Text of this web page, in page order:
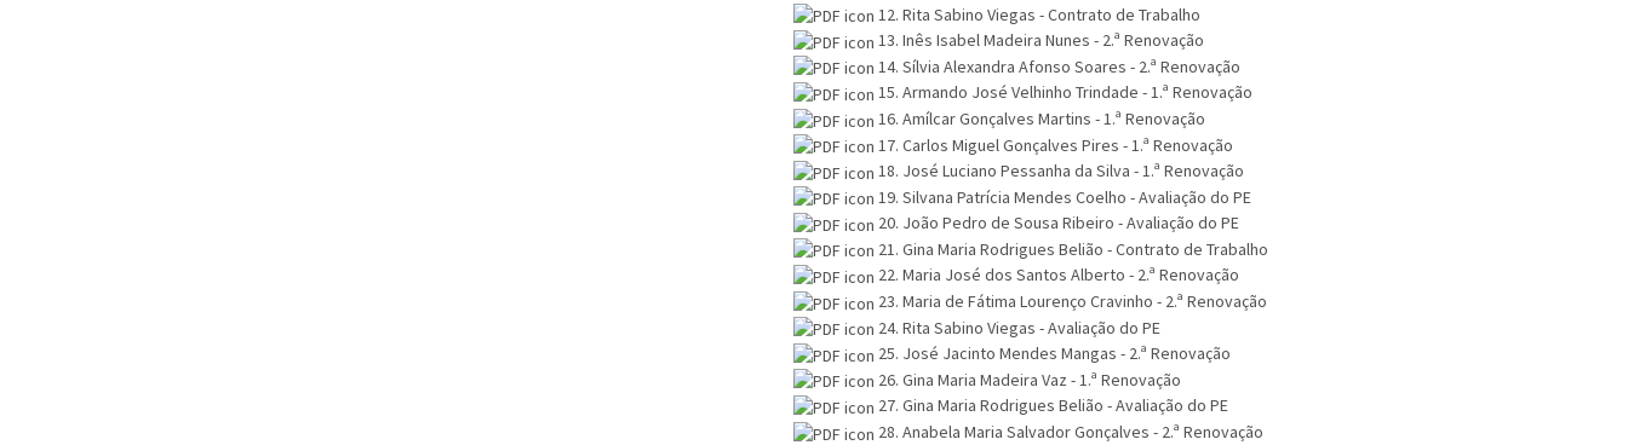
12. Rita Sabino Viegas - Contrato de Trabalho
13. Inês Isabel Madeira Nunes - 2.ª Renovação
14. Sílvia Alexandra Afonso Soares - 2.ª Renovação
15. Armando José Velhinho Trindade - 1.ª Renovação
16. Amílcar Gonçalves Martins - 1.ª Renovação
17. Carlos Miguel Gonçalves Pires - 1.ª Renovação
18. José Luciano Pessanha da Silva - 1.ª Renovação
19. Silvana Patrícia Mendes Coelho - Avaliação do PE
20. João Pedro de Sousa Ribeiro - Avaliação do PE
21. Gina Maria Rodrigues Belião - Contrato de Trabalho
22. Maria José dos Santos Alberto - 2.ª Renovação
23. Maria de Fátima Lourenço Cravinho - 2.ª Renovação
24. Rita Sabino Viegas - Avaliação do PE
25. José Jacinto Mendes Mangas - 2.ª Renovação
26. Gina Maria Madeira Vaz - 1.ª Renovação
27. Gina Maria Rodrigues Belião - Avaliação do PE
28. Anabela Maria Salvador Gonçalves - 2.ª Renovação